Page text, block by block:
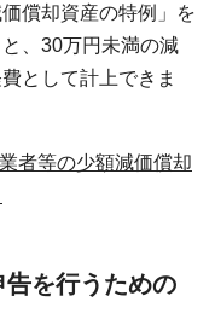
償却資産の特例」を
、30万円未満の減
として計上できま
者等の少額減価償却
を行うための